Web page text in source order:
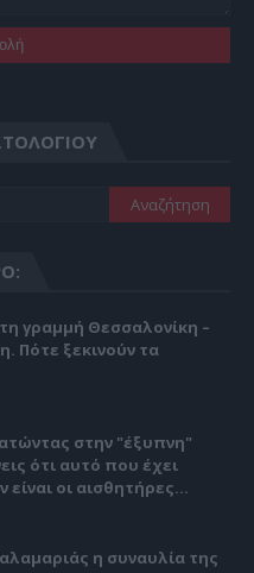
γραμμή Θεσσαλονίκη –
Πότε ξεκινούν τα
στην "έξυπνη"
ότι αυτό που έχει
οι αισθητήρες...
η συναυλία της